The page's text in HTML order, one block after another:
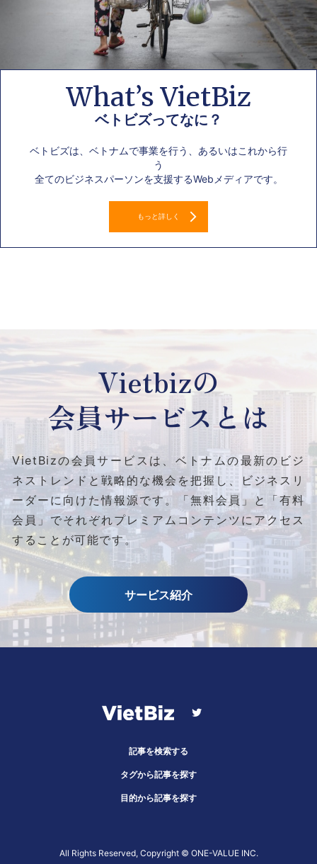
What’s VietBiz
ベトビズってなに？
ベトビズは、ベトナムで事業を行う、あるいはこれから行
う
全てのビジネスパーソンを支援するWebメディアです。
もっと詳しく
Vietbizの
会員サービスとは
VietBizの会員サービスは、ベトナムの最新のビジ
ネストレンドと戦略的な機会を把握し、ビジネスリ
ーダーに向けた情報源です。
「無料会員」と「有料
会員」でそれぞれプレミアムコンテンツにアクセス
することが可能です。
サービス紹介
記事を検索する
タグから記事を探す
目的から記事を探す
All Rights Reserved, Copyright ©︎ ONE-VALUE INC.